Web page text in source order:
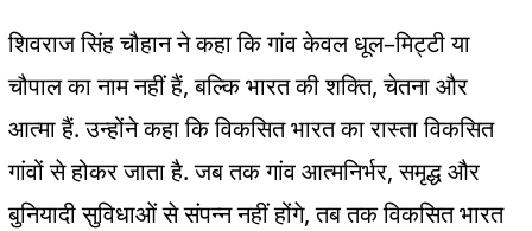
शिवराज सिंह चौहान ने कहा कि गांव केवल धूल–मिट्टी या
चौपाल का नाम नहीं हैं,बल्कि भारत की शक्ति,चेतना और
आत्मा हैं.उन्होंने कहा कि विकसित भारत का रास्ता विकसित
गांवों से होकर जाता है.जब तक गांव आत्मनिर्भर,समृद्ध और
बुनियादी सुविधाओं से संपन्न नहीं होंगे,तब तक विकसित भारत